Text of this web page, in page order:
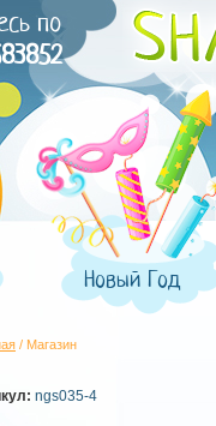
по
Новый Год
/ Магазин
ngs035-4